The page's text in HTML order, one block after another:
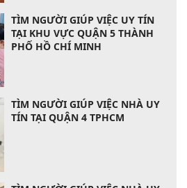
TÌM NGƯỜI GIÚP VIỆC UY TÍN
TẠI KHU VỰC QUẬN 5 THÀNH
PHỐ HỒ CHÍ MINH
TÌM NGƯỜI GIÚP VIỆC NHÀ UY
TÍN TẠI QUẬN 4 TPHCM